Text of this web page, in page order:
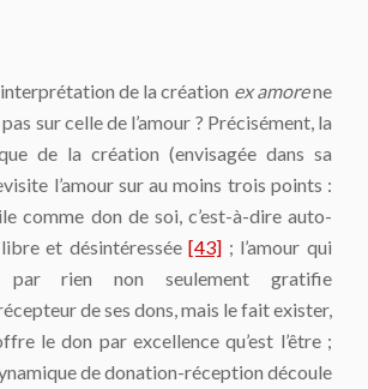
de la création ex amorene
sur celle de l’amour ? Précisément, la
de la création (envisagée dans sa
l’amour sur au moins trois points :
comme don de soi, c’est-à-dire auto-
et désintéressée[43] ; l’amour qui
par rien non seulement gratifie
de ses dons, mais le fait exister,
le don par excellence qu’est l’être ;
de donation-réception découle